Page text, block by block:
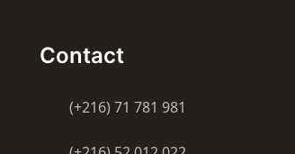
Contact
(+216) 71 781 981